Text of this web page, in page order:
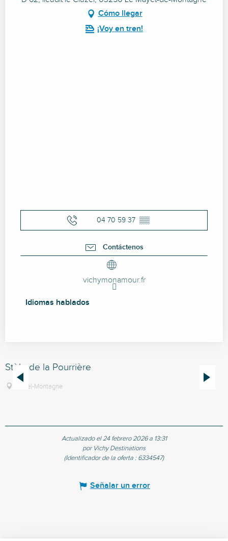
Cómo llegar
¡Voy en tren!
04 70 59 37 ▒▒
Contáctenos
vichymonamour.fr
Idiomas hablados
Idiomas hablados
Stèle de la Pourrière
Châtel-Montagne
Actualizado el 24 febrero 2026 a 13:31
por Vichy Destinations
(Identificador de la oferta : 6334547)
Señalar un error